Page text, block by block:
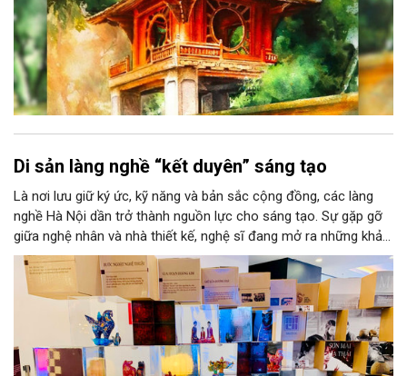
Di sản làng nghề “kết duyên” sáng tạo
Là nơi lưu giữ ký ức, kỹ năng và bản sắc cộng đồng, các làng
nghề Hà Nội dần trở thành nguồn lực cho sáng tạo. Sự gặp gỡ
giữa nghệ nhân và nhà thiết kế, nghệ sĩ đang mở ra những khả
năng phát triển mới cho thủ công đương đại trên nền tảng di
sản. Từ những cuộc “kết duyên” đầy cảm hứng ấy, Hà Nội đang
khơi thông mạch ngầm của hệ sinh thái thủ công, biến vốn cổ
thành động lực bền vững cho tương lai.